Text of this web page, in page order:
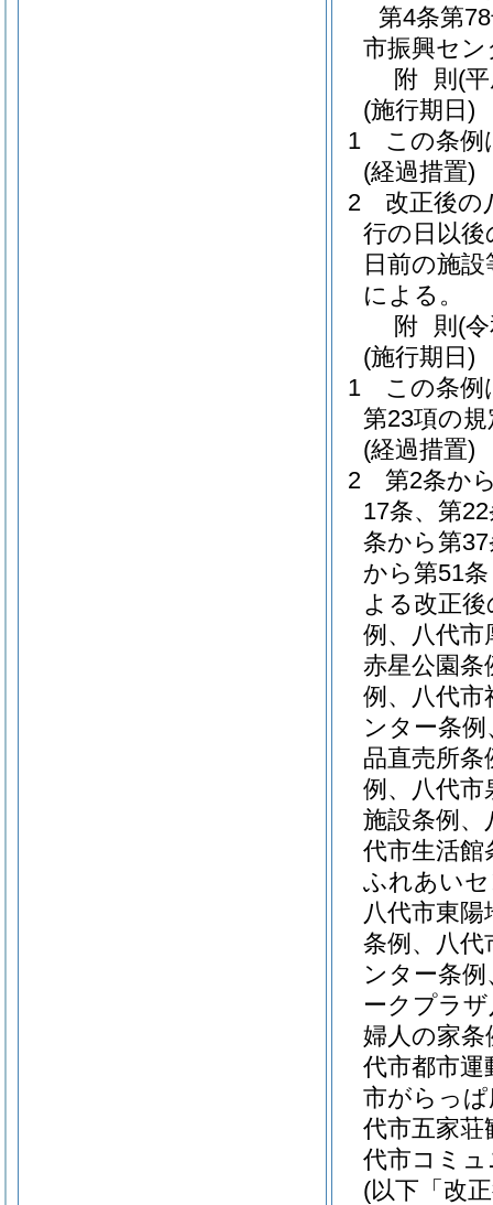
第4条第
市振興セ
附 則 (
(施行期日)
1
この条例
(経過措置)
2
改正後の
行の日以
日前の施
による。
附 則 (
(施行期日)
1
この条例
第23項の
(経過措置)
2
第2条か
17条、第
条から第
から第51
よる改正
例、八代市
赤星公園条
例、八代
ンター条
品直売所
例、八代市
施設条例、
代市生活館
ふれあい
八代市東
条例、八代
ンター条
ークプラ
婦人の家条
代市都市運
市がらっぱ
代市五家荘
代市コミ
(以下「改